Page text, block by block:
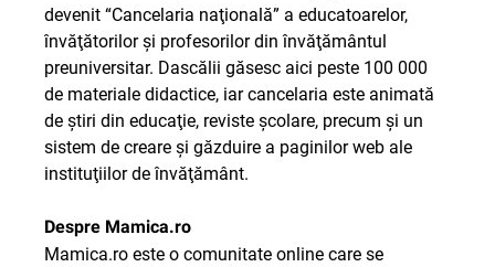
devenit “Cancelaria naţională” a educatoarelor,
învăţătorilor şi profesorilor din învăţământul
preuniversitar. Dascălii găsesc aici peste 100 000
de materiale didactice, iar cancelaria este animată
de ştiri din educaţie, reviste şcolare, precum şi un
sistem de creare şi găzduire a paginilor web ale
instituţiilor de învăţământ.
Despre Mamica.ro
Mamica.ro este o comunitate online care se